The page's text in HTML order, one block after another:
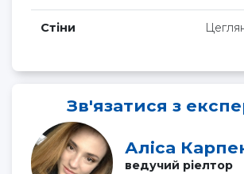
Стіни
Зв'язатися з
Аліса
ведучий ріелтор